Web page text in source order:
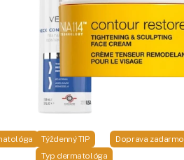
Týždenný TIP
Typ dermatológa
Doprava zadarmo